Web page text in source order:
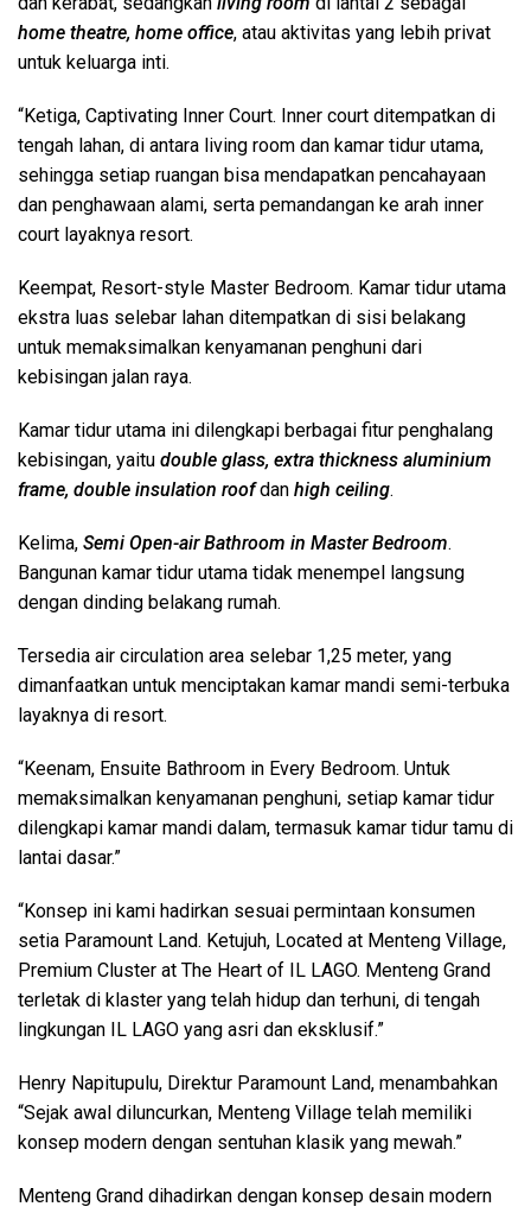
home theatre, home office, atau aktivitas yang lebih privat
untuk keluarga inti.
“Ketiga, Captivating Inner Court. Inner court ditempatkan di
tengah lahan, di antara living room dan kamar tidur utama,
sehingga setiap ruangan bisa mendapatkan pencahayaan
dan penghawaan alami, serta pemandangan ke arah inner
court layaknya resort.
Keempat, Resort-style Master Bedroom. Kamar tidur utama
ekstra luas selebar lahan ditempatkan di sisi belakang
untuk memaksimalkan kenyamanan penghuni dari
kebisingan jalan raya.
Kamar tidur utama ini dilengkapi berbagai fitur penghalang
kebisingan, yaitu double glass, extra thickness aluminium
frame, double insulation roofdan high ceiling.
Kelima, Semi Open-air Bathroom in Master Bedroom.
Bangunan kamar tidur utama tidak menempel langsung
dengan dinding belakang rumah.
Tersedia air circulation area selebar 1,25 meter, yang
dimanfaatkan untuk menciptakan kamar mandi semi-terbuka
layaknya di resort.
“Keenam, Ensuite Bathroom in Every Bedroom. Untuk
memaksimalkan kenyamanan penghuni, setiap kamar tidur
dilengkapi kamar mandi dalam, termasuk kamar tidur tamu di
lantai dasar.”
“Konsep ini kami hadirkan sesuai permintaan konsumen
setia Paramount Land. Ketujuh, Located at Menteng Village,
Premium Cluster at The Heart of IL LAGO. Menteng Grand
terletak di klaster yang telah hidup dan terhuni, di tengah
lingkungan IL LAGO yang asri dan eksklusif.”
Henry Napitupulu, Direktur Paramount Land, menambahkan
“Sejak awal diluncurkan, Menteng Village telah memiliki
konsep modern dengan sentuhan klasik yang mewah.”
Menteng Grand dihadirkan dengan konsep desain modern